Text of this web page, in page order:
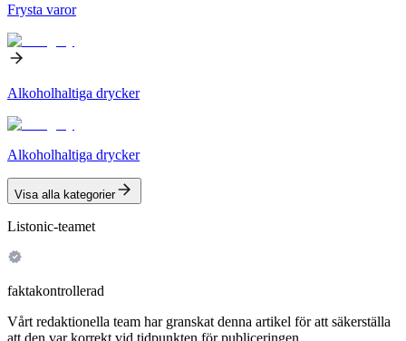
Frysta varor
Alkoholhaltiga drycker
Alkoholhaltiga drycker
Visa alla kategorier
Listonic-teamet
faktakontrollerad
Vårt redaktionella team har granskat denna artikel för att säkerställa
att den var korrekt vid tidpunkten för publiceringen.